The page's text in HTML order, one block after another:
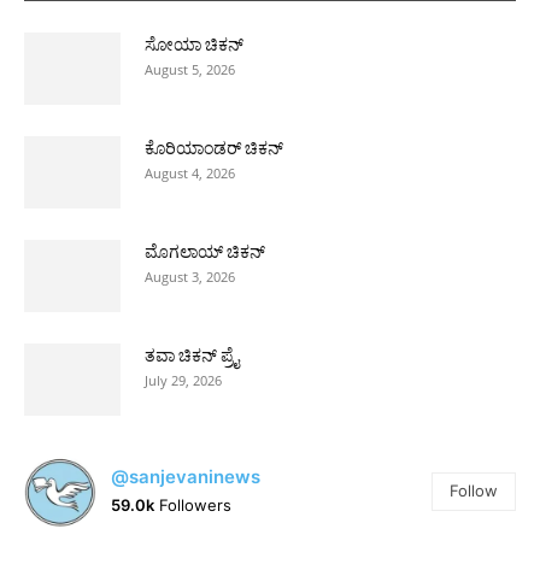
ಸೋಯಾ ಚಿಕನ್
August 5, 2026
ಕೊರಿಯಾಂಡರ್ ಚಿಕನ್
August 4, 2026
ಮೊಗಲಾಯ್ ಚಿಕನ್
August 3, 2026
ತವಾ ಚಿಕನ್ ಪ್ರೈ
July 29, 2026
@sanjevaninews
59.0k Followers
Follow